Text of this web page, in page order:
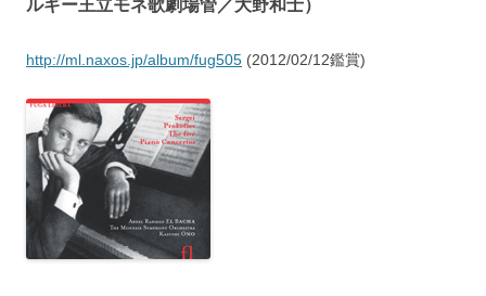
ルギー王立モネ歌劇場管／大野和士）
http://ml.naxos.jp/album/fug505 (2012/02/12鑑賞)